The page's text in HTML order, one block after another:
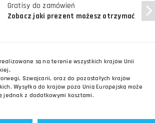
Gratisy do zamówień
Zobacz jaki prezent możesz otrzymać
są na terenie wszystkich krajów Unii
Szwajcarii, oraz do pozostałych krajów
Wysyłka do krajów poza Unią Europejską może
jednak z dodatkowymi kosztami.